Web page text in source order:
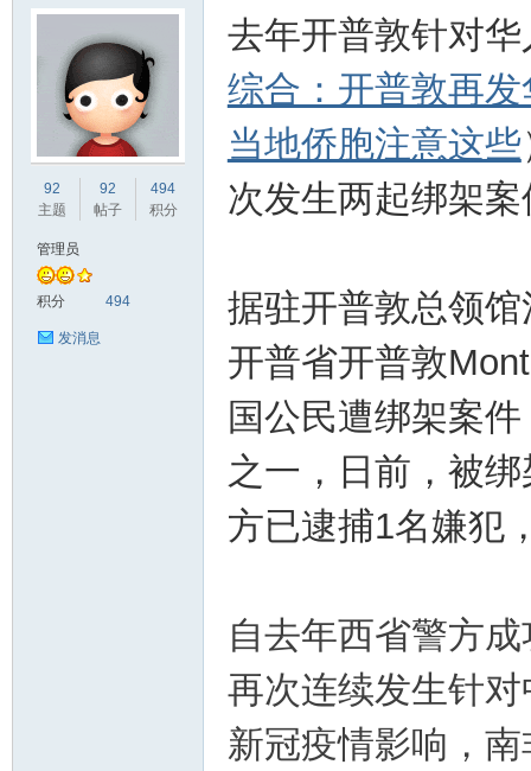
92
主题
92
帖子
494
积分
管理员
积分 494
发消息
去年开普敦针对
综合：开普敦再
当地侨胞注意这些
次发生两起绑架
据驻开普敦总领
开普省开普敦
国公民遭绑架案
之一，日前，被
方已逮捕1名嫌犯
自去年西省警方
再次连续发生针
新冠疫情影响，